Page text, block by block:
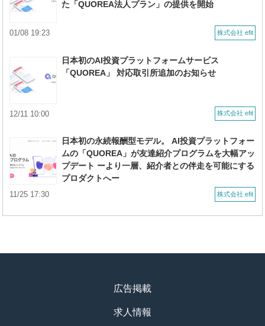
た「QUOREA法人プラン」の提供を開始
株式会社 efit
01/08 19:23
日本初のAI投資プラットフォームサービス
「QUOREA」 対応取引所追加のお知らせ
株式会社 efit
12/11 10:00
日本初の永続報酬型モデル。 AI投資プラットフォー
ムの「QUOREA」が友達紹介プログラムを大幅アッ
プデート ーより一層、紹介者との伴走を可能にする
プロダクトへー
株式会社 efit
11/25 17:30
広告掲載
求人情報